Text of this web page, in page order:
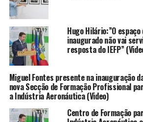
Hugo Hilário:”O
inaugurado não vai
resposta do IEFP”
Miguel Fontes presente na inauguração
nova Secção de Formação Profissional
a Indústria Aeronáutica (Video)
Centro de Formação